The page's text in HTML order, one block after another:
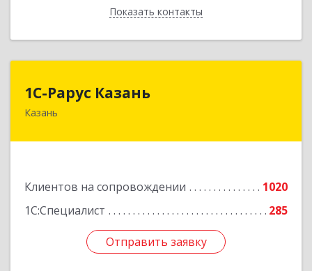
Показать контакты
Назад
1С-Рарус Казань
Казань
Клиентов на сопровождении
1020
1С:Специалист
285
Отправить заявку
420088, Татарстан Респ, Казань г, Победы пр-
Отправить заявку